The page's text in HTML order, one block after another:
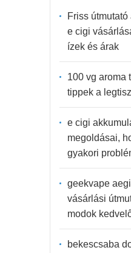
Friss
e cigi
ízek és árak
100 vg aroma
tippek a
e cigi
megoldásai,
gyakori
geekvape
vásárlási
modok
bekescsaba